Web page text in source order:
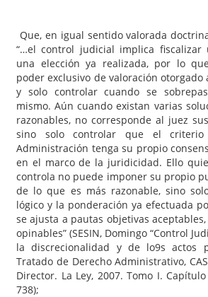
Que, en igual sentido valorada
“…el control judicial implica fiscalizar
una elección ya realizada, por lo
poder exclusivo de valoración
y solo controlar cuando se
mismo. Aún cuando existan varias
razonables, no corresponde al juez
sino solo controlar que el
Administración tenga su propio
en el marco de la juridicidad. Ello
controla no puede imponer su propio
de lo que es más razonable, sino
lógico y la ponderación ya efectuada
se ajusta a pautas objetivas
opinables” (SESIN, Domingo “Control
la discrecionalidad y de lo9s actos
Tratado de Derecho Administrativo,
Director. La Ley, 2007. Tomo I.
738);